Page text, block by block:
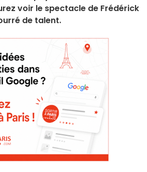
voir le spectacle de Frédérick
de talent.